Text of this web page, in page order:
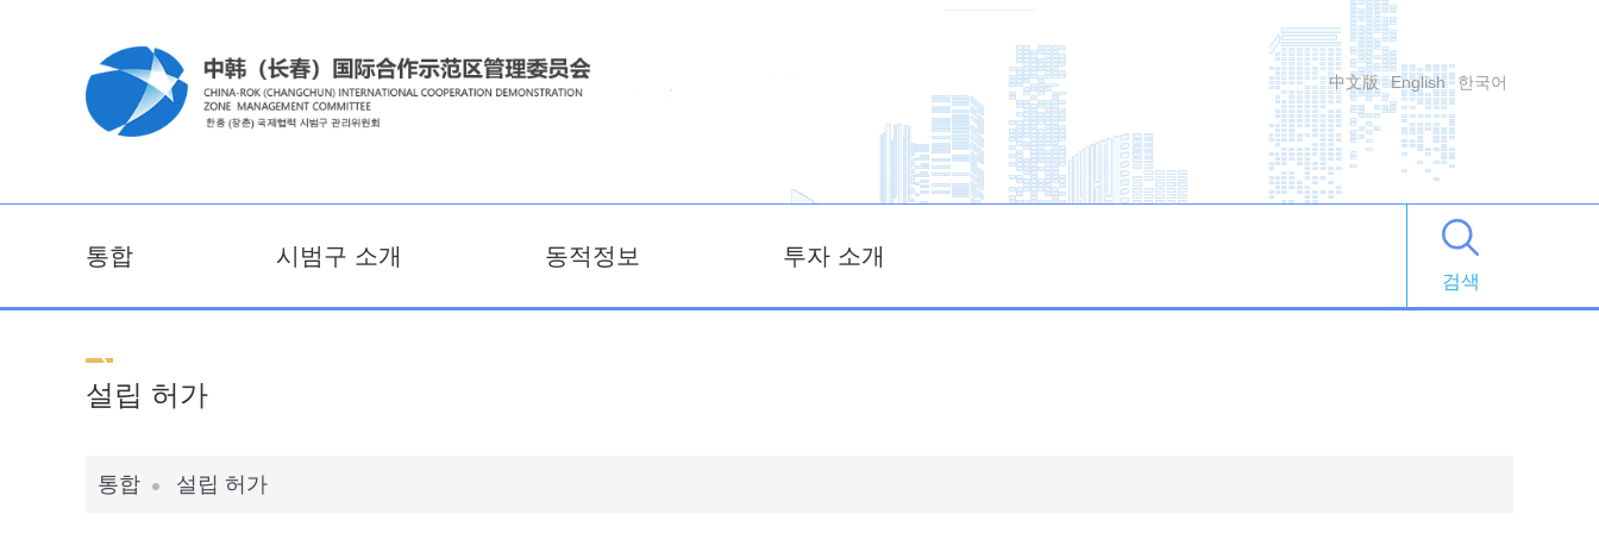
中文版 English 한국어
통합 시범구 소개 동적정보 투자 소개
검색
설립 허가
통합 설립 허가